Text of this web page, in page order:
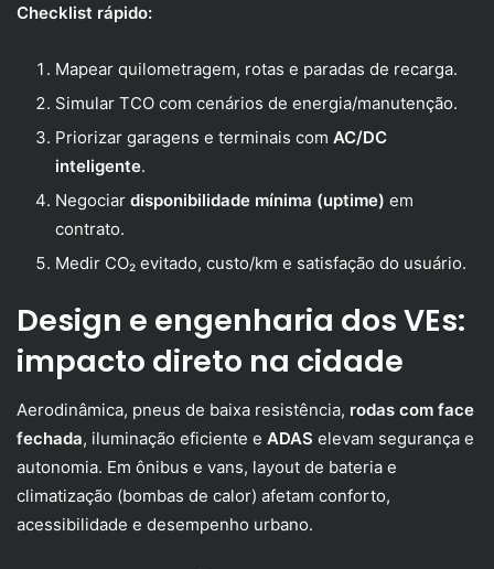
Checklist rápido:
Mapear quilometragem, rotas e paradas de recarga.
Simular TCO com cenários de energia/manutenção.
Priorizar garagens e terminais com AC/DC
inteligente.
Negociar disponibilidade mínima (uptime) em
contrato.
Medir CO₂ evitado, custo/km e satisfação do usuário.
Design e engenharia dos VEs:
impacto direto na cidade
Aerodinâmica, pneus de baixa resistência, rodas com face
fechada, iluminação eficiente e ADAS elevam segurança e
autonomia. Em ônibus e vans, layout de bateria e
climatização (bombas de calor) afetam conforto,
acessibilidade e desempenho urbano.